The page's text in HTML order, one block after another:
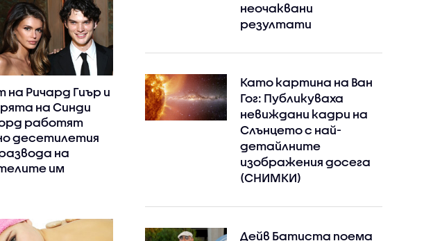
на Ричард Гиър и
на Синди
работят
десетилетия
на
им
неочаквани
резултати
Като картина на Ван
Гог: Публикуваха
невиждани кадри на
Слънцето с най-
детайлните
изображения досега
(СНИМКИ)
Дейв Батиста поема